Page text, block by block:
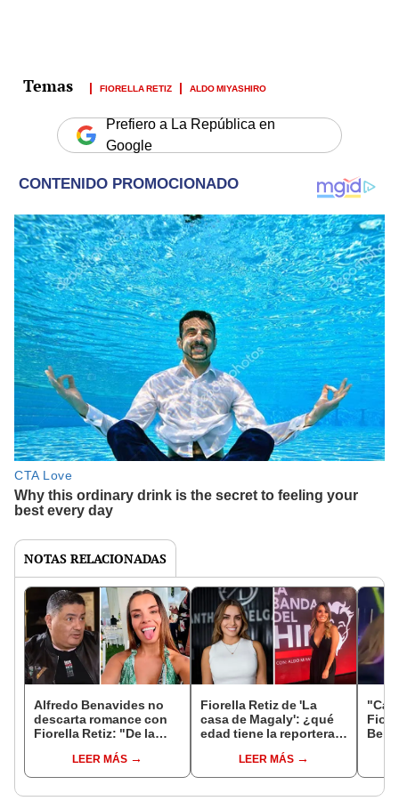
FIORELLA RETIZ ALDO MIYASHIRO
Prefiero a La República en
Google
NOTAS RELACIONADAS
Alfredo Benavides no
descarta romance con
Fiorella Retiz: "De la
solo paso"LEER MÁS
Fiorella Retiz de 'La
casa de Magaly': ¿qué
edad tiene la reportera y
LEER MÁS